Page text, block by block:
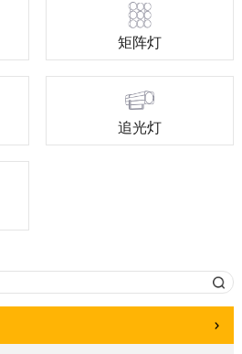
矩阵灯
追光灯